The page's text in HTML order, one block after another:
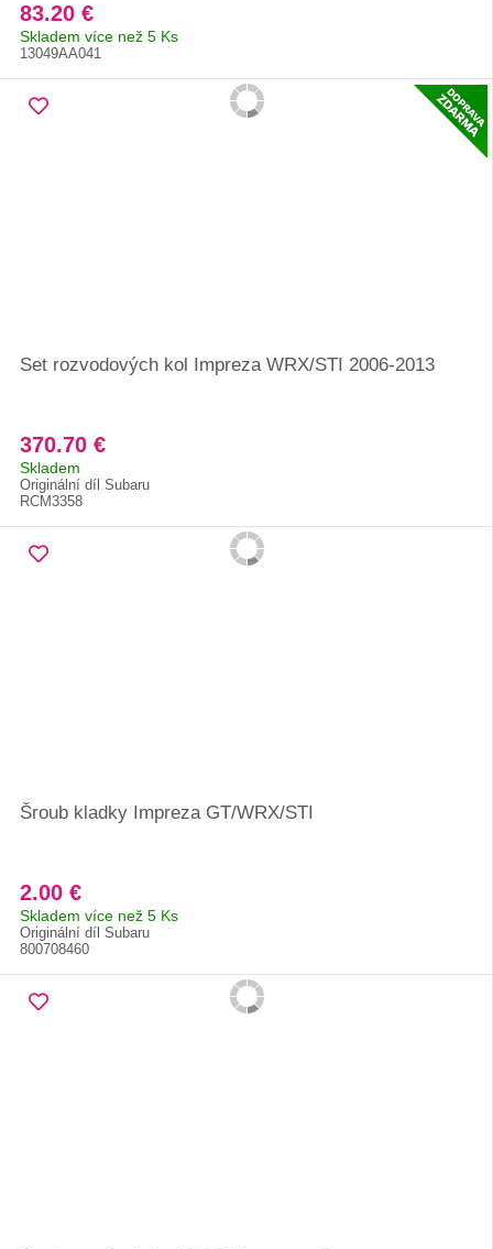
83.20 €
Skladem více než 5 Ks
13049AA041
Set rozvodových kol Impreza WRX/STI 2006-2013
370.70 €
Skladem
Originální díl Subaru
RCM3358
Šroub kladky Impreza GT/WRX/STI
2.00 €
Skladem více než 5 Ks
Originální díl Subaru
800708460